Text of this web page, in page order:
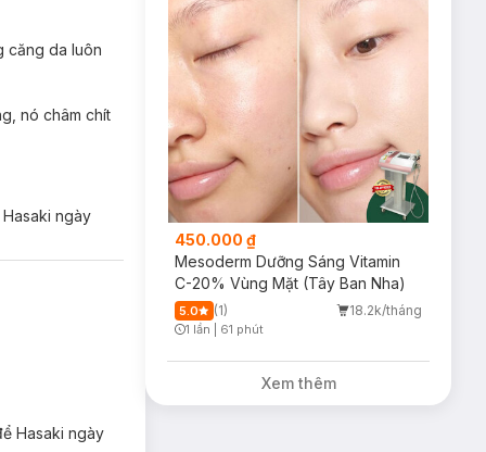
căng da luôn
nó châm chít
ngày
Hasaki ngày
450.000 ₫
Mesoderm Dưỡng Sáng Vitamin
C-20% Vùng Mặt (Tây Ban Nha)
5.0 (1) 18.2k/tháng
1 lần 61 phút
Xem thêm